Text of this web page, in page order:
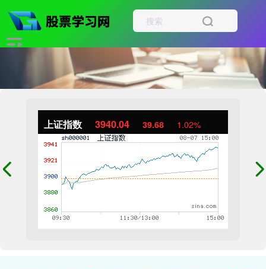
上证指数 3940.04 39.68 1.02%